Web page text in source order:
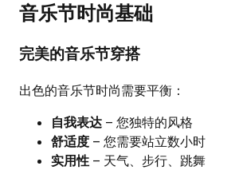
音乐节时尚基础
完美的音乐节穿搭
出色的音乐节时尚需要平衡：
自我表达 – 您独特的风格
舒适度 – 您需要站立数小时
实用性 – 天气、步行、跳舞